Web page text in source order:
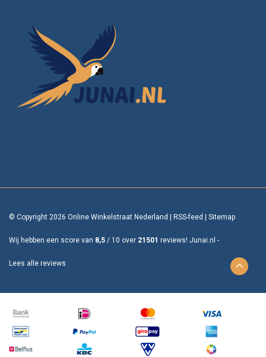
© Copyright 2026 Online Winkelstraat Nederland RSS-feed Sitemap
Wij hebben een score van 8,5 / 10 over 21501 reviews! Junai.nl -
Lees alle reviews